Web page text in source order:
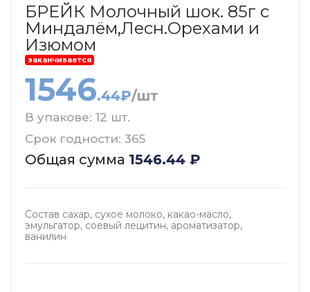
БРЕЙК Молочный шок. 85г с
Миндалём,Лесн.Орехами и
Изюмом
заканчивается
1546.44₽/шт
В упакове: 12 шт.
Срок годности: 365
Общая сумма 1546.44 ₽
Состав сахар, сухое молоко, какао-масло,
эмульгатор, соевый лецитин, ароматизатор,
ванилин